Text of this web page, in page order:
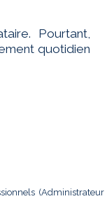
Pourtant,
quotidien
(Administrateur